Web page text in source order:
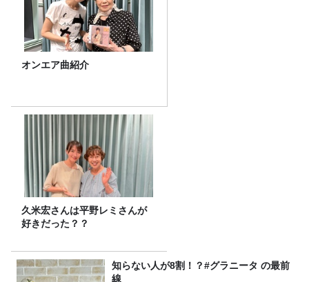
オンエア曲紹介
久米宏さんは平野レミさんが
好きだった？？
知らない人が8割！？#グラニータ の最前
線